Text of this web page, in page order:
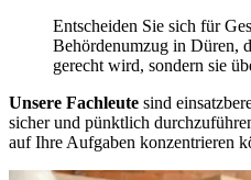
Entscheiden Sie sich für
Behördenumzug in Düren,
gerecht wird, sondern sie
Unsere Fachleute sind
sicher und pünktlich
auf Ihre Aufgaben konzentrieren